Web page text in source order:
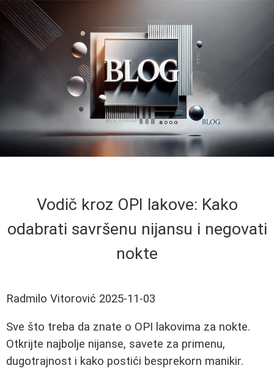
Vodič kroz OPI lakove: Kako
odabrati savršenu nijansu i negovati
nokte
Radmilo Vitorović 2025-11-03
Sve što treba da znate o OPI lakovima za nokte.
Otkrijte najbolje nijanse, savete za primenu,
dugotrajnost i kako postići besprekorn manikir.